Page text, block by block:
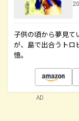
子供の頃から夢見て
が、島で出合うトロ
憶。
AD